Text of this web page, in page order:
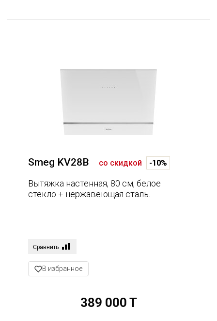
Smeg KV28B со скидкой -10%
Вытяжка настенная, 80 см, белое
стекло + нержавеющая сталь.
Сравнить
В избранное
389 000 T